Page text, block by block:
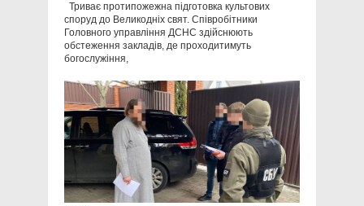
Триває протипожежна підготовка культових
споруд до Великодніх свят. Співробітники
Головного управління ДСНС здійснюють
обстеження закладів, де проходитимуть
богослужіння,